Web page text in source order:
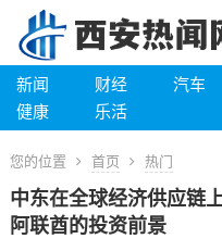
新闻 财经 汽车
健康
乐活
您的位置 首页 热门
中东在全球经济供应链
阿联酋的投资前景